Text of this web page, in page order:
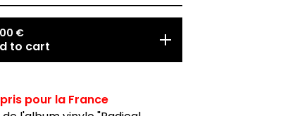
€
to cart
pour la France